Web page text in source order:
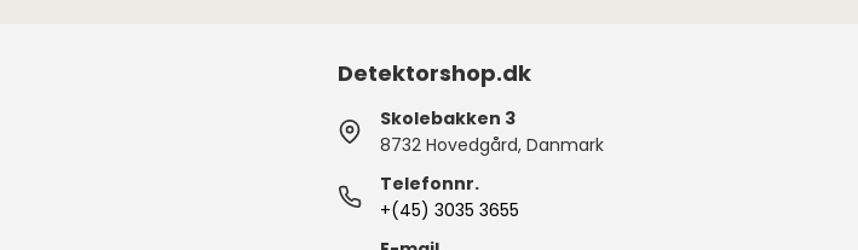
Detektorshop.dk
Skolebakken 3
8732 Hovedgård, Danmark
Telefonnr.
+(45) 3035 3655